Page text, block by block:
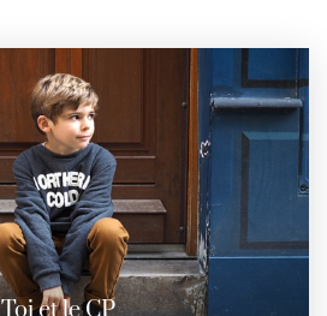
Toi et le CP